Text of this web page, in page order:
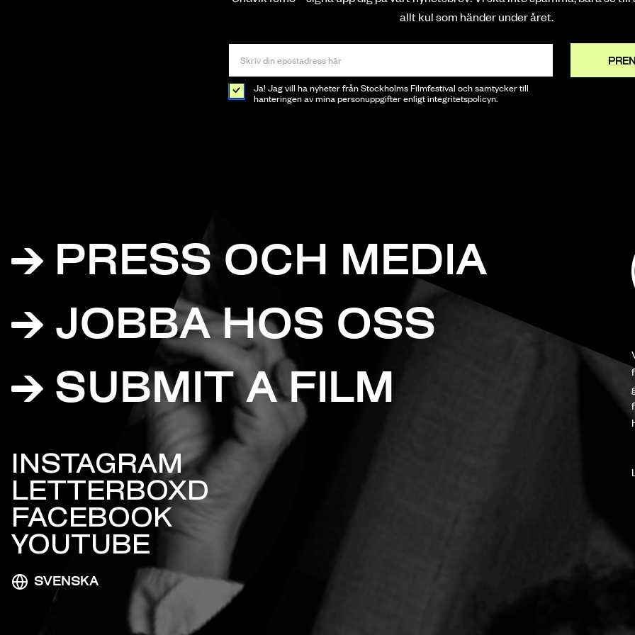
allt kul som händer under året.
Ja! Jag vill ha nyheter från Stockholms Filmfestival och samtycker till
hanteringen av mina personuppgifter enligt integritetspolicyn.
PRESS OCH MEDIA
JOBBA HOS OSS
SUBMIT A FILM
INSTAGRAM
LETTERBOXD
FACEBOOK
YOUTUBE
SVENSKA